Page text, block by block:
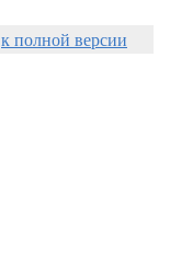
к полной версии